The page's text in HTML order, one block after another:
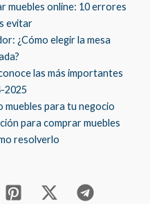
muebles online: 10 errores
evitar
¿Cómo elegir la mesa
las más importantes
2025
muebles para tu negocio
para comprar muebles
resolverlo